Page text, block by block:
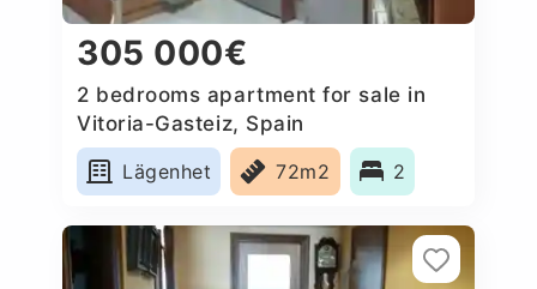
305 000€
2 bedrooms apartment for sale in
Vitoria-Gasteiz, Spain
Lägenhet
72m2 2